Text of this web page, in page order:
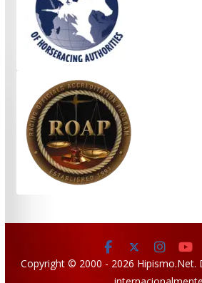
Copyright © 2000 - 2026 Hipismo.Net.